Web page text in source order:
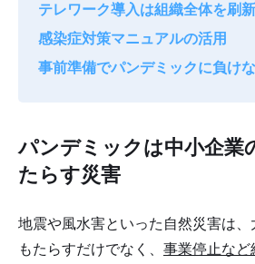
テレワーク導入は組織全体を刷
感染症対策マニュアルの活用
事前準備でパンデミックに負け
パンデミックは中小企業
たらす災害
地震や風水害といった自然災害は
もたらすだけでなく、 事業停止など